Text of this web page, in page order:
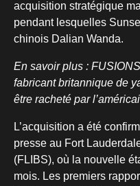
acquisition stratégique
pendant lesquelles
chinois Dalian Wanda.
En savoir plus :
fabricant britannique de
être racheté par
L’acquisition a été
presse au Fort
(FLIBS), où la nouvelle
mois. Les premiers